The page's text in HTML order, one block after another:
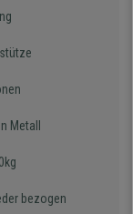
Metall
bezogen